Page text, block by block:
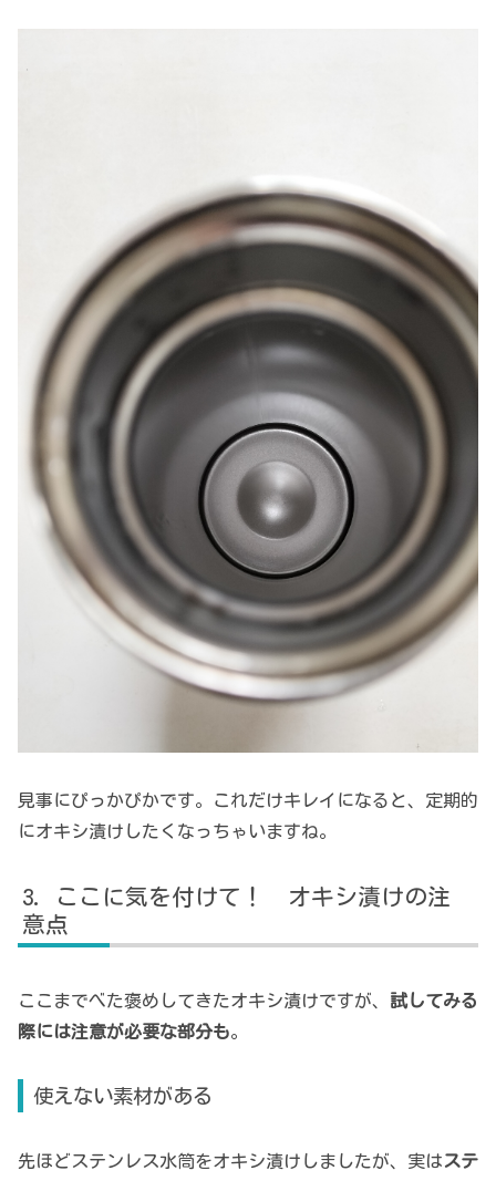
見事にぴっかぴかです。これだけキレイになると、定期的
にオキシ漬けしたくなっちゃいますね。
ここに気を付けて！ オキシ漬けの注
意点
ここまでべた褒めしてきたオキシ漬けですが、 試してみる
際には注意が必要な部分も。
使えない素材がある
先ほどステンレス水筒をオキシ漬けしましたが、実はステ